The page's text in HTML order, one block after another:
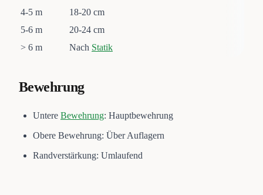
4-5 m
18-20 cm
5-6 m
20-24 cm
> 6 m
Nach Statik
Bewehrung
Untere Bewehrung: Hauptbewehrung
Obere Bewehrung: Über Auflagern
Randverstärkung: Umlaufend